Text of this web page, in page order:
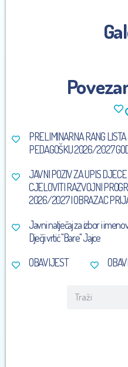
PRELIMINARNA RANG
PEDAGOŠKU 2026/2027
JAVNI POZIV ZA UPIS
CJELOVITI RAZVOJNI
2026/2027 I OBRAZAC
Javni natječaj za izbor i
Dječji vrtić ''Bare'' Jajce
OBAVIJEST